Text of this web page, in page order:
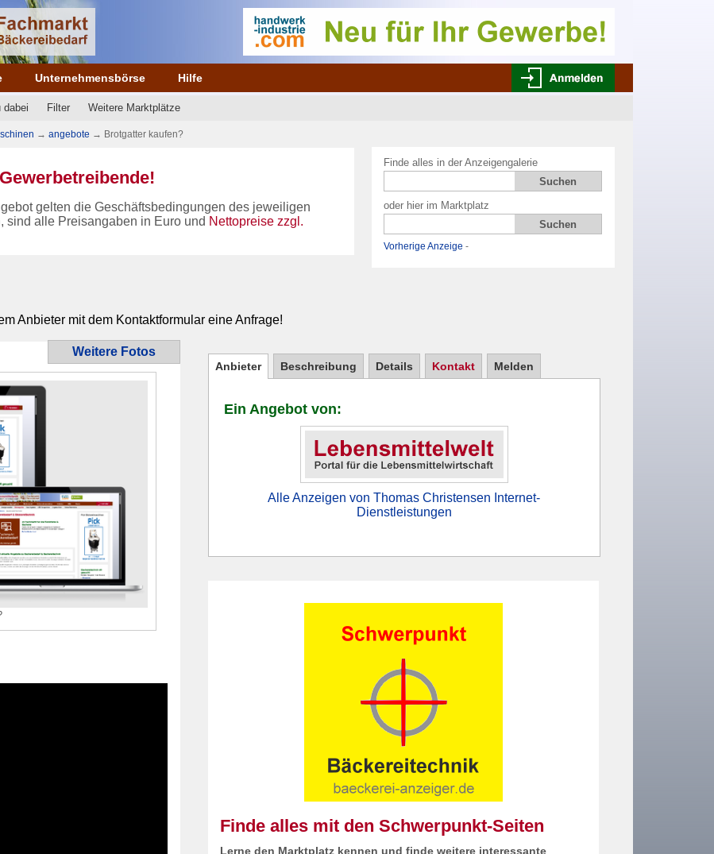
Unternehmensbörse Hilfe
dabei Filter Weitere Marktplätze
Finde alles in der Anzeigengalerie
oder hier im Marktplatz
Vorherige Anzeige -
→ angebote → Brotgatter kaufen?
gelten die Geschäftsbedingungen des jeweiligen
sind alle Preisangaben in Euro und Nettopreise zzgl.
Anbieter mit dem Kontaktformular eine Anfrage!
Weitere Fotos
Anbieter Beschreibung Details Kontakt Melden
Ein Angebot von:
Alle Anzeigen von Thomas Christensen Internet-
Dienstleistungen
Finde alles mit den Schwerpunkt-Seiten
Lerne den Marktplatz kennen und finde weitere interessante